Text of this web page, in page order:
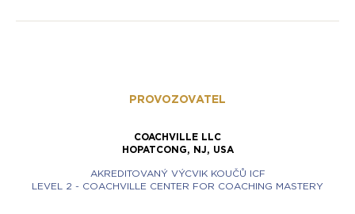
PROVOZOVATEL
COACHVILLE LLC
HOPATCONG, NJ, USA
AKREDITOVANÝ VÝCVIK KOUČŮ ICF
LEVEL 2 - COACHVILLE CENTER FOR COACHING MASTERY